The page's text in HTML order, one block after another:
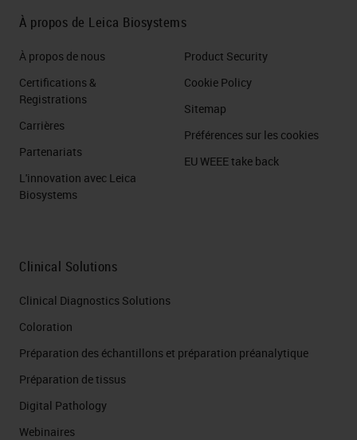
À propos de Leica Biosystems
À propos de nous
Certifications &
Registrations
Carrières
Partenariats
L'innovation avec Leica
Biosystems
Product Security
Cookie Policy
Sitemap
Préférences sur les cookies
EU WEEE take back
Clinical Solutions
Clinical Diagnostics Solutions
Coloration
Préparation des échantillons et préparation préanalytique
Préparation de tissus
Digital Pathology
Webinaires